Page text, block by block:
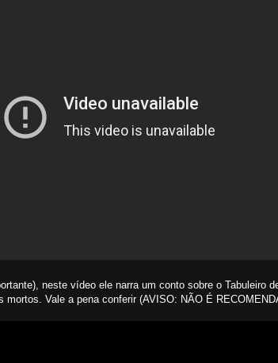
neste vídeo ele narra um conto sobre o Tabuleiro
Vale a pena conferir (AVISO: NÃO É